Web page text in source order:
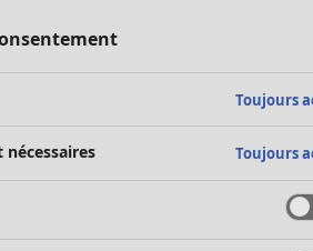
Toujours
Toujours